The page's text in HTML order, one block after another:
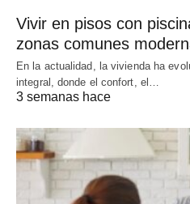
Vivir en pisos con
zonas comunes
En la actualidad, la vivienda ha
integral, donde el confort, el…
3 semanas hace